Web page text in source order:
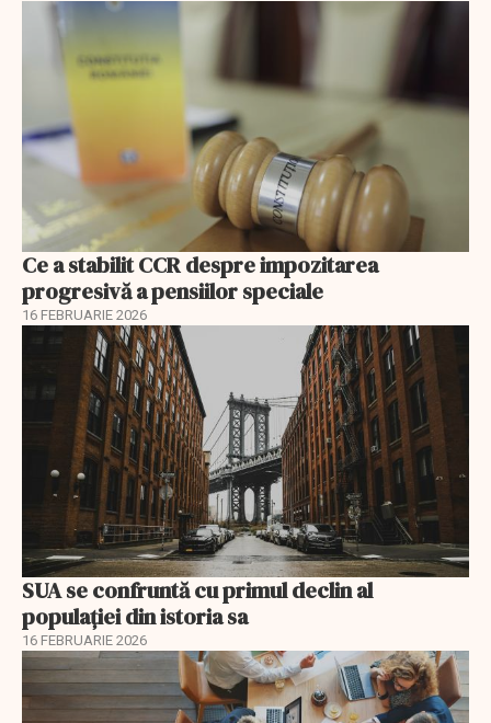
Ce a stabilit CCR despre impozitarea
progresivă a pensiilor speciale
16 FEBRUARIE 2026
SUA se confruntă cu primul declin al
populației din istoria sa
16 FEBRUARIE 2026